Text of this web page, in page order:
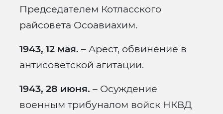
Председателем Котласского
райсовета Осоавиахим.
1943, 12 мая. – Арест, обвинение в
антисоветской агитации.
1943, 28 июня. – Осуждение
военным трибуналом войск НКВД